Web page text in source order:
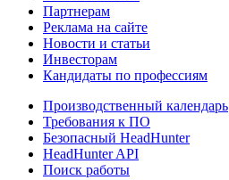
Партнерам
Реклама на сайте
Новости и статьи
Инвесторам
Кандидаты по профессиям
Производственный календарь
Требования к ПО
Безопасный HeadHunter
HeadHunter API
Поиск работы